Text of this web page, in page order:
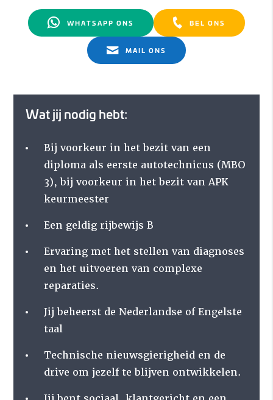
Wat jij nodig hebt:
Bij voorkeur in het bezit van een
diploma als eerste autotechnicus (MBO
3), bij voorkeur in het bezit van APK
keurmeester
Een geldig rijbewijs B
Ervaring met het stellen van diagnoses
en het uitvoeren van complexe
reparaties.
Jij beheerst de Nederlandse of Engelste
taal
Technische nieuwsgierigheid en de
drive om jezelf te blijven ontwikkelen.
WHATSAPP ONS BEL ONS
MAIL ONS